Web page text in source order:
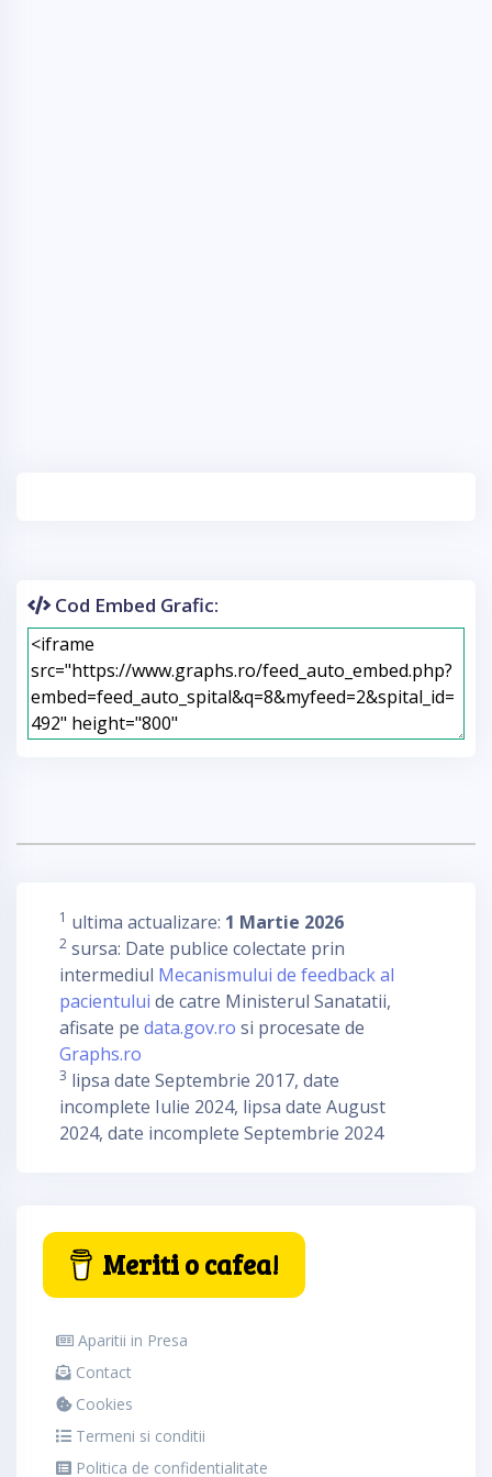
Cod Embed Grafic:
1 ultima actualizare: 1 Martie 2026
2 sursa: Date publice colectate prin
intermediul Mecanismului de feedback al
pacientului de catre Ministerul Sanatatii,
afisate pe data.gov.ro si procesate de
Graphs.ro
3 lipsa date Septembrie 2017, date
incomplete Iulie 2024, lipsa date August
2024, date incomplete Septembrie 2024
Meriti o cafea!
Aparitii in Presa
Contact
Cookies
Termeni si conditii
Politica de confidentialitate